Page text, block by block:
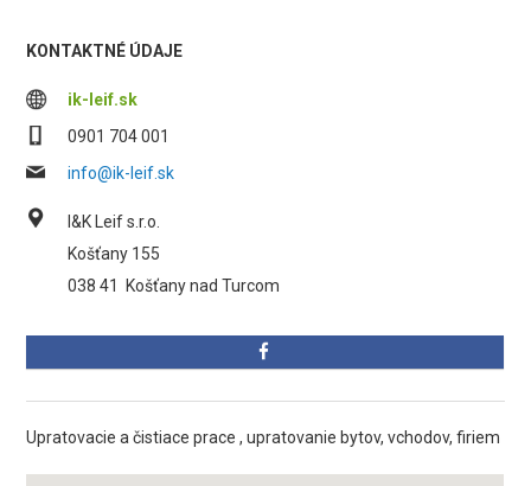
KONTAKTNÉ ÚDAJE
ik-leif.sk
0901 704 001
info@ik-leif.sk
I&K Leif s.r.o.
Košťany 155
038 41
Košťany nad Turcom
Upratovacie a čistiace prace , upratovanie bytov, vchodov, firiem